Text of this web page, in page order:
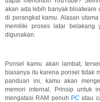
akan ada lebih banyak bloatware
di perangkat kamu. Alasan
memiliki proses latar belakang
digunakan.
Ponsel kamu akan lambat,
biasanya itu karena ponsel tidak
panduan ini, kamu akan
memori internal. Prinsip untuk
mengatasi RAM penuh PCatau